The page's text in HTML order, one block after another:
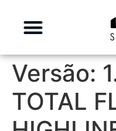
Versão:
TOTAL